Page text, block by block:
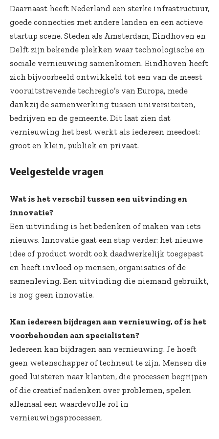
Daarnaast heeft Nederland een sterke infrastructuur,
goede connecties met andere landen en een actieve
startup scene. Steden als Amsterdam, Eindhoven en
Delft zijn bekende plekken waar technologische en
sociale vernieuwing samenkomen. Eindhoven heeft
zich bijvoorbeeld ontwikkeld tot een van de meest
vooruitstrevende techregio’s van Europa, mede
dankzij de samenwerking tussen universiteiten,
bedrijven en de gemeente. Dit laat zien dat
vernieuwing het best werkt als iedereen meedoet:
groot en klein, publiek en privaat.
Veelgestelde vragen
Wat is het verschil tussen een uitvinding en
innovatie?
Een uitvinding is het bedenken of maken van iets
nieuws. Innovatie gaat een stap verder: het nieuwe
idee of product wordt ook daadwerkelijk toegepast
en heeft invloed op mensen, organisaties of de
samenleving. Een uitvinding die niemand gebruikt,
is nog geen innovatie.
Kan iedereen bijdragen aan vernieuwing, of is het
voorbehouden aan specialisten?
Iedereen kan bijdragen aan vernieuwing. Je hoeft
geen wetenschapper of techneut te zijn. Mensen die
goed luisteren naar klanten, die processen begrijpen
of die creatief nadenken over problemen, spelen
allemaal een waardevolle rol in
vernieuwingsprocessen.